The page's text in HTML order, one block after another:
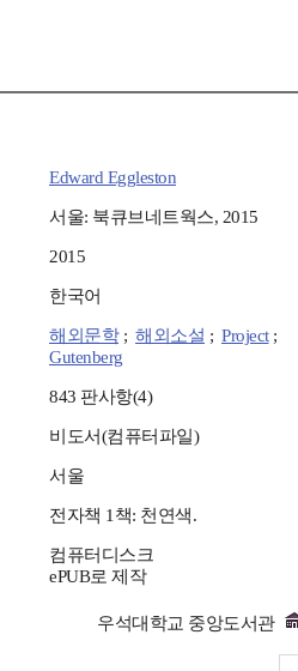
Edward Eggleston
서울: 북큐브네트웍스, 2015
2015
한국어
해외문학; 해외소설 ; Project;
Gutenberg
843 판사항(4)
비도서(컴퓨터파일)
서울
전자책 1책: 천연색.
컴퓨터디스크
ePUB로 제작
우석대학교 중앙도서관